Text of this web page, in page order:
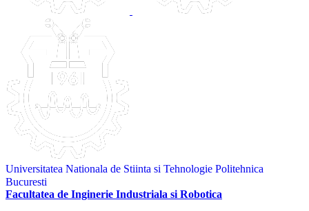
Universitatea Nationala de Stiinta si Tehnologie Politehnica
Bucuresti
Facultatea de Inginerie Industriala si Robotica